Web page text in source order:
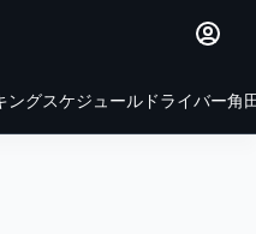
ングスケジュール ドライバー角